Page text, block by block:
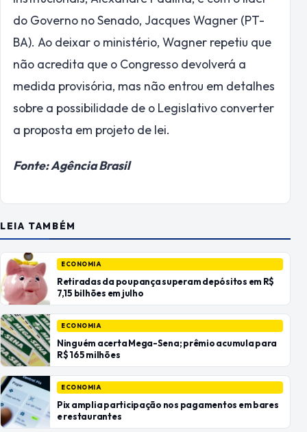
do Governo no Senado, Jacques Wagner (PT-
BA). Ao deixar o ministério, Wagner repetiu que
não acredita que o Congresso devolverá a
medida provisória, mas não entrou em detalhes
sobre a possibilidade de o Legislativo converter
a proposta em projeto de lei.
Fonte: Agência Brasil
LEIA TAMBÉM
ECONOMIA
Retiradas da poupança superam depósitos em R$
7,15 bilhões em julho
ECONOMIA
Ninguém acerta Mega-Sena; prêmio acumula para
R$ 165 milhões
ECONOMIA
Pix amplia participação nos pagamentos em bares
e restaurantes